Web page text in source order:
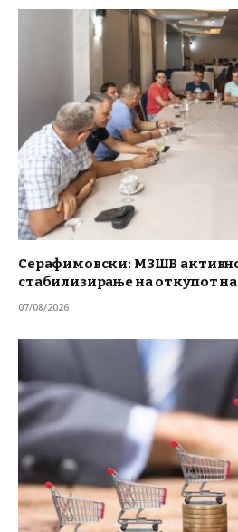
Серафимовски: МЗШВ
стабилизирање на откупот
07/08/2026